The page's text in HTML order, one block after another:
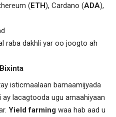
(ETH), Cardano (ADA),
raba dakhli yar oo joogto ah
isticmaalaan barnaamijyada
lacagtooda ugu amaahiyaan
Yield farming waa hab aad u